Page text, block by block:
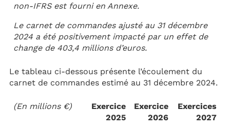
non-IFRS est fourni en Annexe.
Le carnet de commandes ajusté au 31 décembre
2024 a été positivement impacté par un effet de
change de 403,4 millions d’euros.
Le tableau ci-dessous présente l’écoulement du
carnet de commandes estimé au 31 décembre 2024.
(En millions €)
Exercice
2025
Exercice
2026
Exercices
2027